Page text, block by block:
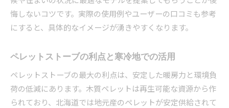
悔しないコツです。実際の使用例やユーザーの口コミも参考
にすると、具体的なイメージが湧きやすくなります。
ペレットストーブの利点と寒冷地での活用
ペレットストーブの最大の利点は、安定した暖房力と環境負
荷の低減にあります。木質ペレットは再生可能な資源から作
られており、北海道では地元産のペレットが安定供給されて